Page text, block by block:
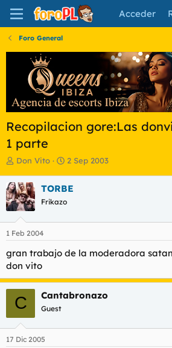
Acceder
Foro General
Recopilacion gore:Las
1 parte
I
i
c
i
a
d
o
d
e
l
t
e
m
a
Don Vito
F
h
a
e
i
i
o
2 Sep 2003
TORBE
Frikazo
1 Feb 2004
gran trabajo de la moderadora
don vito
C Cantabronazo
Guest
17 Dic 2005